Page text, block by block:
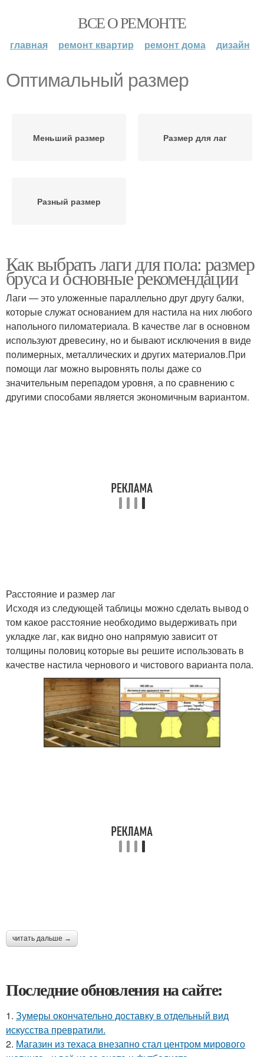
ВСЕ О РЕМОНТЕ
главная ремонт квартир ремонт дома дизайн
Оптимальный размер
Меньший размер Размер для лаг
Разный размер
Как выбрать лаги для пола: размер
бруса и основные рекомендации
Лаги — это уложенные параллельно друг другу балки,
которые служат основанием для настила на них любого
напольного пиломатериала. В качестве лаг в основном
используют древесину, но и бывают исключения в виде
полимерных, металлических и других материалов.При
помощи лаг можно выровнять полы даже со
значительным перепадом уровня, а по сравнению с
другими способами является экономичным вариантом.
Расстояние и размер лаг
Исходя из следующей таблицы можно сделать вывод о
том какое расстояние необходимо выдерживать при
укладке лаг, как видно оно напрямую зависит от
толщины половиц которые вы решите использовать в
качестве настила чернового и чистового варианта пола.
читать дальше →
Последние обновления на сайте:
1. Зумеры окончательно доставку в отдельный вид
искусства превратили.
2. Магазин из техаса внезапно стал центром мирового